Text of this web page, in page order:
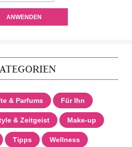
ANWENDEN
& Parfums Für Ihn
& Zeitgeist Make-up
Tipps Wellness